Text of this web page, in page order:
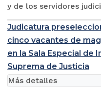
y de los servidores
Judicatura
cinco vacantes de
en la Sala Especial de
Suprema de Justicia
Más detalles